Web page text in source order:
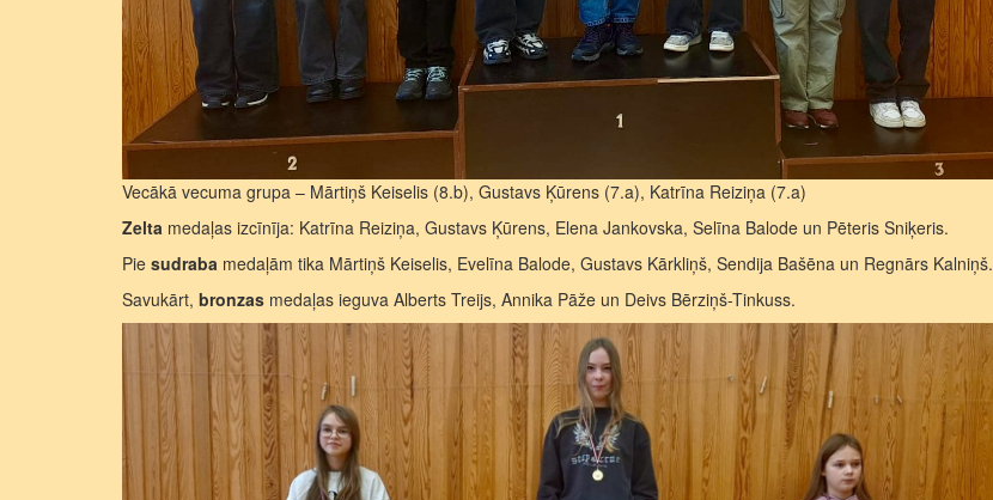
Vecākā vecuma grupa – Mārtiņš Keiselis (8.b), Gustavs Ķūrens (7.a), Katrīna Reiziņa (7.a)
Zelta medaļas izcīnīja: Katrīna Reiziņa, Gustavs Ķūrens, Elena Jankovska, Selīna Balode un Pēteris Sniķeris.
Pie sudraba medaļām tika Mārtiņš Keiselis, Evelīna Balode, Gustavs Kārkliņš, Sendija Bašēna un Regnārs Kalniņš.
Savukārt, bronzas medaļas ieguva Alberts Treijs, Annika Pāže un Deivs Bērziņš-Tinkuss.